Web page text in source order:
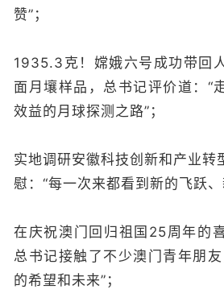
赞”；
1935.3克！嫦娥六号成功带回
面月壤样品，总书记评价道：“
效益的月球探测之路”；
实地调研安徽科技创新和产业转
慰：“每一次来都看到新的飞跃、
在庆祝澳门回归祖国25周年的
总书记接触了不少澳门青年朋
的希望和未来”；